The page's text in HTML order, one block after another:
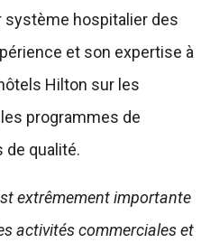
système hospitalier des
et son expertise à
Hilton sur les
programmes de
de qualité.
extrêmement importante
activités commerciales et